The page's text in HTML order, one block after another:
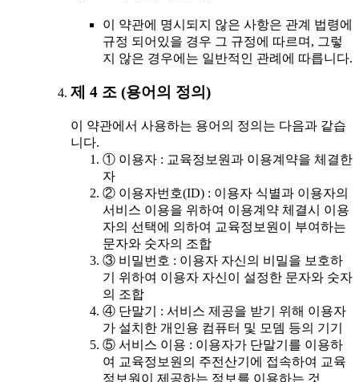
이 약관에 명시되지 않은 사항은 관계 법령에
규정 되어있을 경우 그 규정에 따르며, 그렇
지 않은 경우에는 일반적인 관례에 따릅니다.
제 4 조 (용어의 정의)
이 약관에서 사용하는 용어의 정의는 다음과 같습
니다.
① 이용자 : 교육정보원과 이용계약을 체결한
자
② 이용자번호(ID) : 이용자 식별과 이용자의
서비스 이용을 위하여 이용계약 체결시 이용
자의 선택에 의하여 교육정보원이 부여하는
문자와 숫자의 조합
③ 비밀번호 : 이용자 자신의 비밀을 보호하
기 위하여 이용자 자신이 설정한 문자와 숫자
의 조합
④ 단말기 : 서비스 제공을 받기 위해 이용자
가 설치한 개인용 컴퓨터 및 모뎀 등의 기기
⑤ 서비스 이용 : 이용자가 단말기를 이용하
여 교육정보원의 주전산기에 접속하여 교육
정보원이 제공하는 정보를 이용하는 것